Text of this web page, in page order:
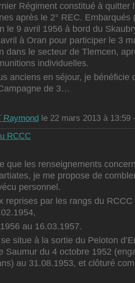
Régiment constitué à quitter
après le 2° REC. Embarqués
le 9 avril 1956 à bord du
à Oran pour participer le 3
dans le secteur de Tlemcen,
individuelles.
anciens en séjour, je bénéficie
de 3…
Raymondle 22 mars 2013 à
RCCC
que les renseignements
je me propose de
personnel.
reprises par les rangs du
au 16.03.1957.
situe à la sortie du Peloton
Saumur du 4 octobre 1952
au 31.08.1953, et clôturé